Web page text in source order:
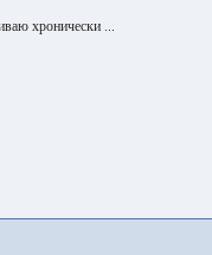
хронически ...